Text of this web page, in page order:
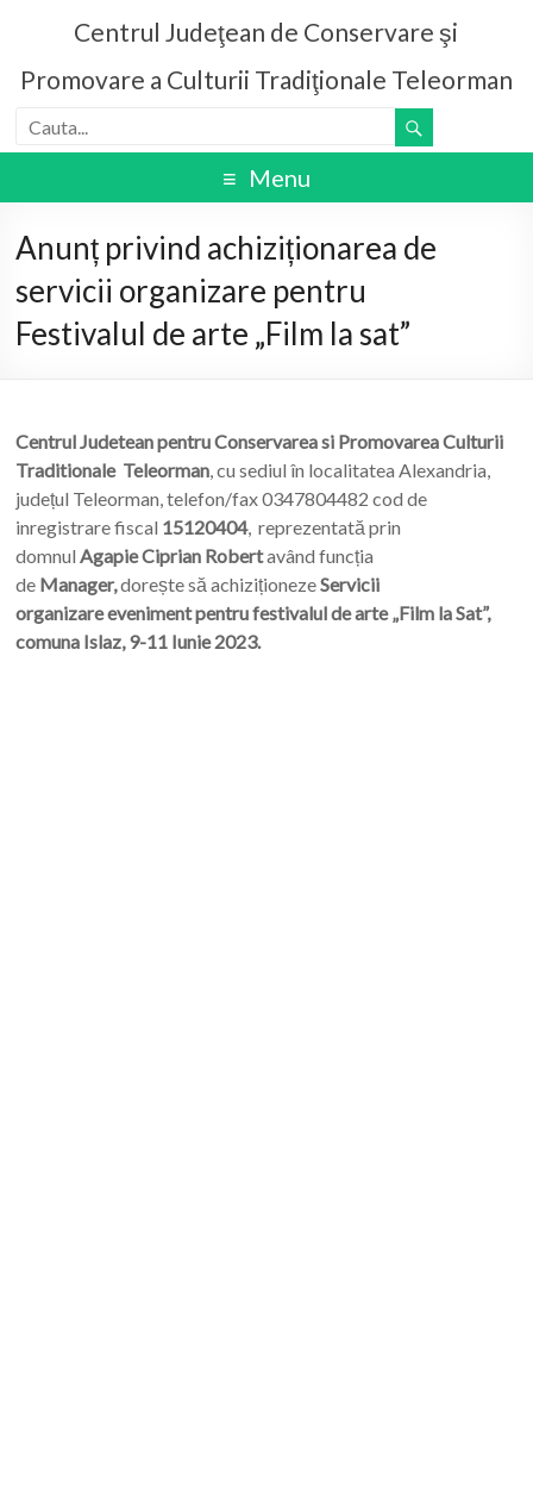
Centrul Judeţean de Conservare şi
Promovare a Culturii Tradiţionale Teleorman
Menu
Anunț privind achiziționarea de
servicii organizare pentru
Festivalul de arte „Film la sat”
Centrul Judetean pentru Conservarea si Promovarea Culturii
Traditionale Teleorman , cu sediul în localitatea Alexandria,
județul Teleorman, telefon/fax 0347804482 cod de
inregistrare fiscal 15120404, reprezentată prin
domnul Agapie Ciprian Robertavând funcția
de Manager,dorește să achiziționezeServicii
organizare eveniment pentru festivalul de arte „Film la Sat”,
comuna Islaz, 9-11 Iunie 2023.